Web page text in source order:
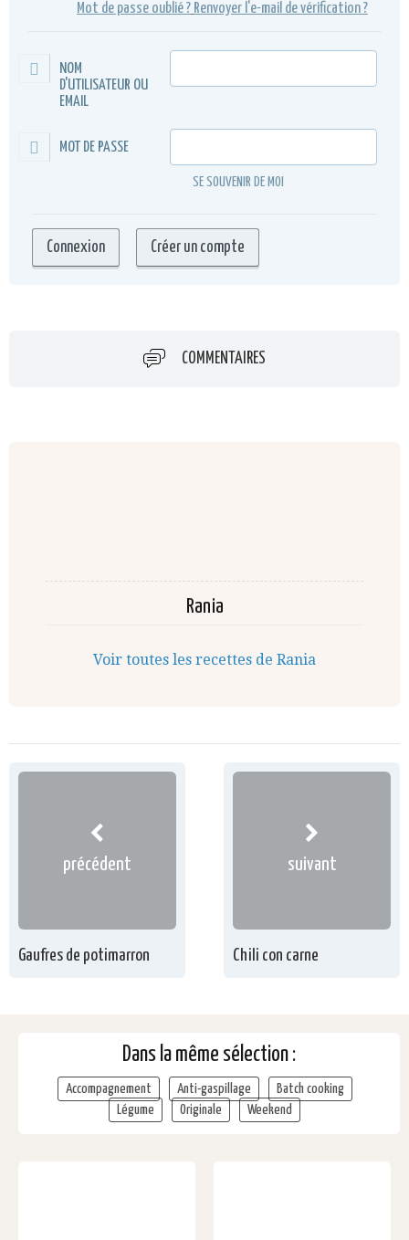
Mot de passe oublié ? Renvoyer l'e-mail de vérification ?
NOM
D'UTILISATEUR OU
EMAIL
MOT DE PASSE
SE SOUVENIR DE MOI
COMMENTAIRES
Rania
Voir toutes les recettes de Rania
précédent
Gaufres de potimarron
suivant
Chili con carne
Dans la même sélection :
Accompagnement Anti-gaspillage
Batch cooking
Légume
Originale Weekend